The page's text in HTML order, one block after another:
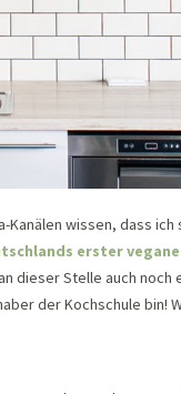
wissen, dass
erster
dieser Stelle auch noch
der Kochschule bin!